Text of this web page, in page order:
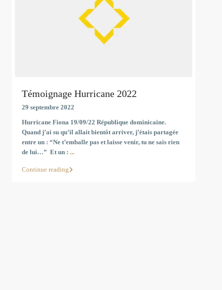
Témoignage Hurricane 2022
29 septembre 2022
Hurricane Fiona 19/09/22 République dominicaine.
Quand j’ai su qu’il allait bientôt arriver, j’étais partagée
entre un : “Ne t’emballe pas et laisse venir, tu ne sais rien
de lui…” Et un : ...
Continue reading